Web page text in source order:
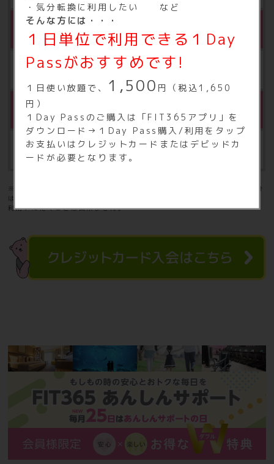
相互利用
月額500円（税込550円）
体組成計
月額500円（税込550円）
※4：FIT365あんしんサポート、タンニングマシン、水素水、体組成計
は登録会員の方のみご利用いただけます。家族会員の方はお申込み、ご
利用いただくことは出来ません。
・気分転換に利用したい など
そんな方には・・・
１日単位で利用できる１Day
Passがおすすめです!
１日使い放題で、 1,500 円（税込1,650
円）
１Day Passのご購入は「FIT365アプリ」を
ダウンロード→１Day Pass購入/利用をタップ
お支払いはクレジットカードまたはデビッドカ
ードが必要となります。